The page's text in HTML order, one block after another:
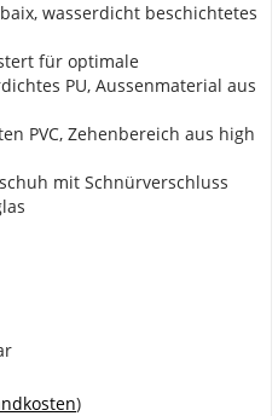
wasserdicht beschichtetes
für optimale
PU, Aussenmaterial aus
PVC, Zehenbereich aus high
mit Schnürverschluss
)